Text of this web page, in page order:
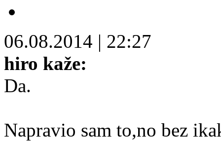
06.08.2014 | 22:27
hiro kaže:
Da.
Napravio sam to,no bez